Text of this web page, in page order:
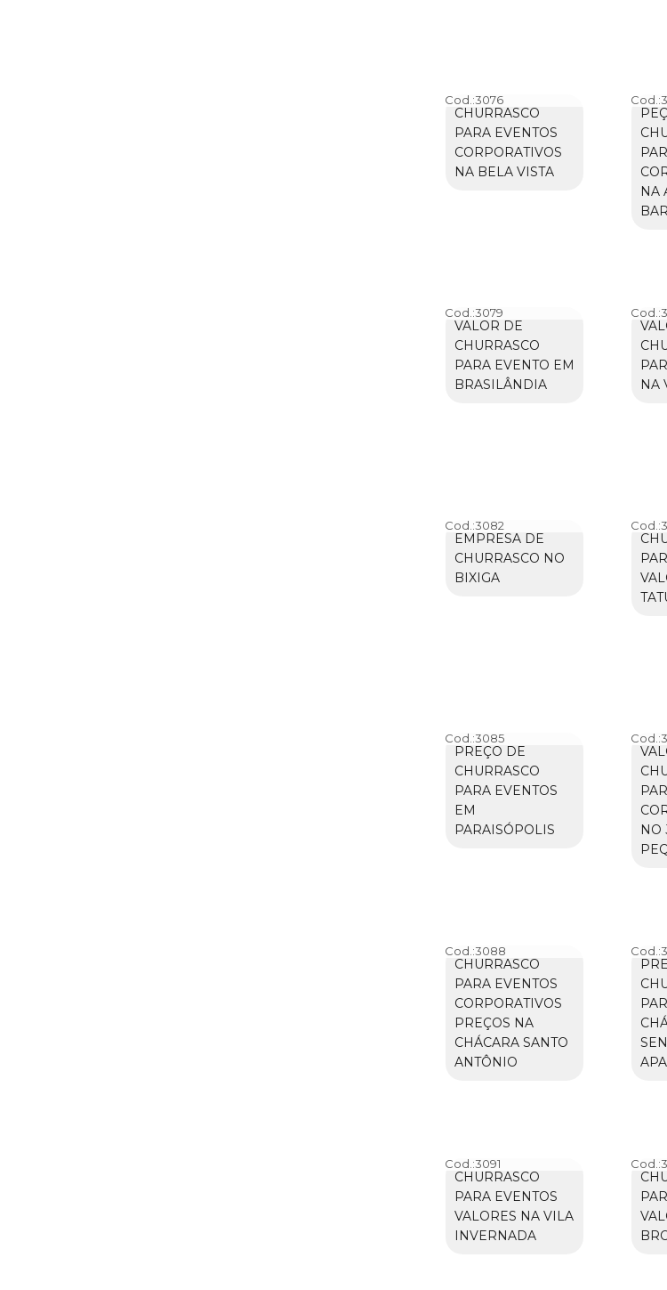
Cod.:3076
CHURRASCO
PARA EVENTOS
CORPORATIVOS
NA BELA VISTA
Cod.:
NA
Cod.:3079
VALOR DE
CHURRASCO
PARA EVENTO EM
BRASILÂNDIA
Cod.:
NA
Cod.:3082
EMPRESA DE
CHURRASCO NO
BIXIGA
Cod.:
Cod.:3085
PREÇO DE
CHURRASCO
PARA EVENTOS
EM
PARAISÓPOLIS
Cod.:
NO
Cod.:3088
CHURRASCO
PARA EVENTOS
CORPORATIVOS
PREÇOS NA
CHÁCARA SANTO
ANTÔNIO
Cod.:
Cod.:3091
CHURRASCO
PARA EVENTOS
VALORES NA VILA
INVERNADA
Cod.: